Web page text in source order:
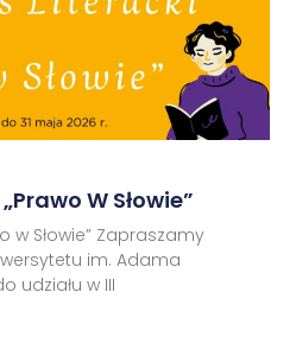
W Słowie”
w Słowie” Zapraszamy
im. Adama
udziału w III